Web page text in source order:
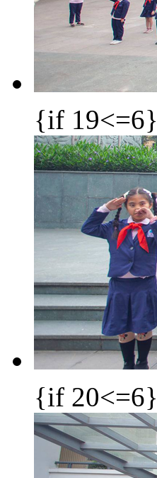
{if 19<=6}
{if 20<=6}